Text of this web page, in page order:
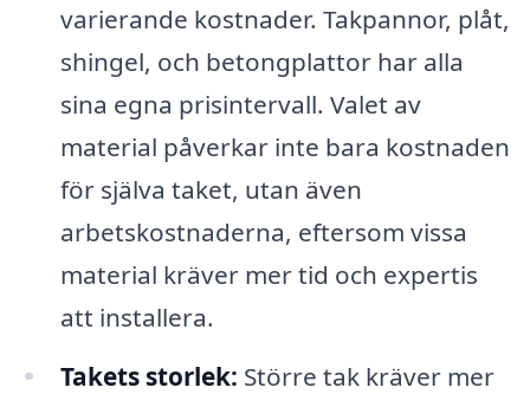
varierande kostnader. Takpannor, plåt,
shingel, och betongplattor har alla
sina egna prisintervall. Valet av
material påverkar inte bara kostnaden
för själva taket, utan även
arbetskostnaderna, eftersom vissa
material kräver mer tid och expertis
att installera.
Takets storlek: Större tak kräver mer